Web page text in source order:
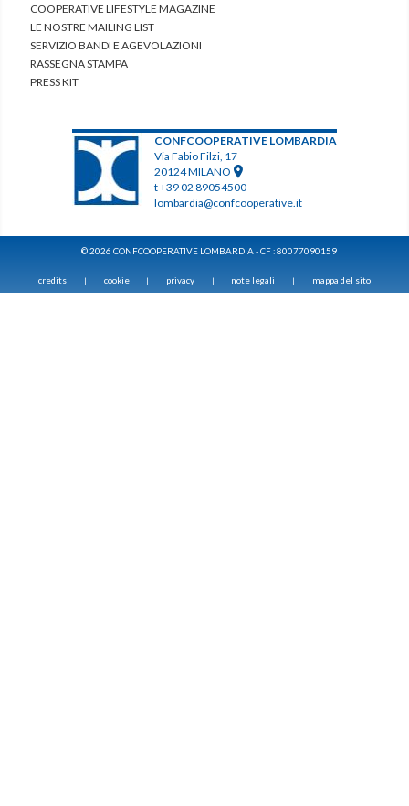
COOPERATIVE LIFESTYLE MAGAZINE
LE NOSTRE MAILING LIST
SERVIZIO BANDI E AGEVOLAZIONI
RASSEGNA STAMPA
PRESS KIT
CONFCOOPERATIVE LOMBARDIA
Via Fabio Filzi, 17
20124 MILANO
t +39 02 89054500
lombardia@confcooperative.it
© 2026 CONFCOOPERATIVE LOMBARDIA - CF : 80077090159
credits | cookie | privacy | note legali | mappa del sito